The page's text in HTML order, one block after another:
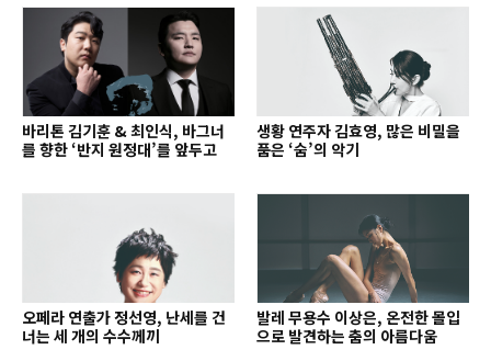
바리톤 김기훈 & 최인식, 바그너
를 향한 ‘반지 원정대’를 앞두고
생황 연주자 김효영, 많은 비밀을
품은 ‘숨’의 악기
오페라 연출가 정선영, 난세를 건
너는 세 개의 수수께끼
발레 무용수 이상은, 온전한 몰입
으로 발견하는 춤의 아름다움